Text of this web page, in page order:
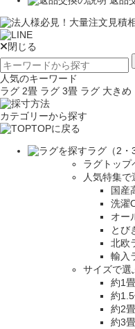
閉じる
人気のキーワード
ラグ 2畳 ラグ 3畳 ラグ 大きめ
カテゴリーから探す
TOPに戻る
ラグ（2・
ラグトップ
人気特集で
国産
洗濯
オー
とび
北欧
輸入
サイズで選
約1
約
約2
約3